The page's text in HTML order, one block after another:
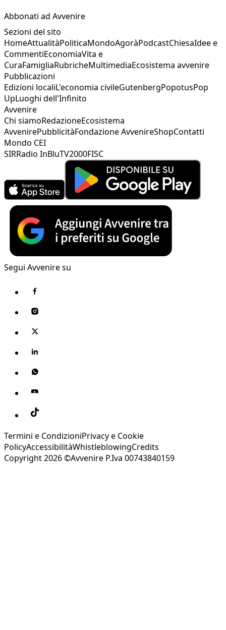
Abbonati ad Avvenire
Sezioni del sito
HomeAttualitàPoliticaMondoAgoràPodcastChiesaIdee e
CommentiEconomiaVita e
CuraFamigliaRubricheMultimediaEcosistema avvenire
Pubblicazioni
Edizioni localiL'economia civileGutenbergPopotusPop
UpLuoghi dell'Infinito
Avvenire
Chi siamoRedazioneEcosistema
AvvenirePubblicitàFondazione AvvenireShopContatti
Mondo CEI
SIRRadio InBluTV2000FISC
Segui Avvenire su
Termini e CondizioniPrivacy e Cookie
PolicyAccessibilitàWhistleblowingCredits
Copyright 2026 ©Avvenire P.Iva 00743840159